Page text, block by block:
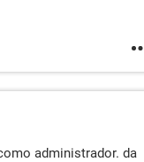
administrador. da